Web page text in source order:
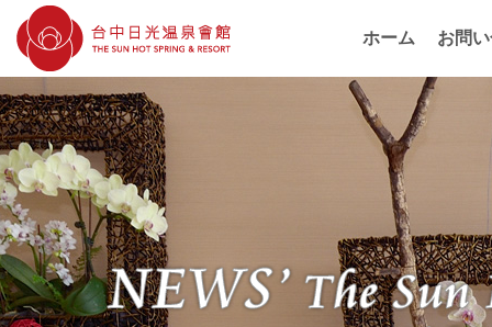
ホーム お問